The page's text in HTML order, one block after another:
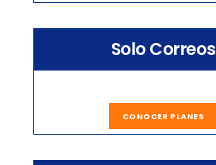
Solo Correos
CONOCER PLANES